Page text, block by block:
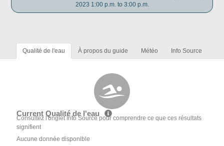
2023 1:00 p.m. to 3:00 p.m.
Qualité de l'eau À propos du guide Météo Info Source
Current Qualité de l'eau
Consultez l'onglet Info Source pour comprendre ce que ces résultats
signifient
Aucune donnée disponible